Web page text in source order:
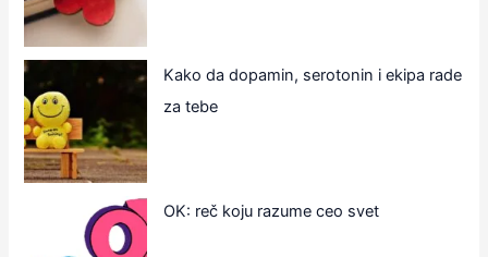
Kako da dopamin, serotonin i ekipa rade
za tebe
OK: reč koju razume ceo svet